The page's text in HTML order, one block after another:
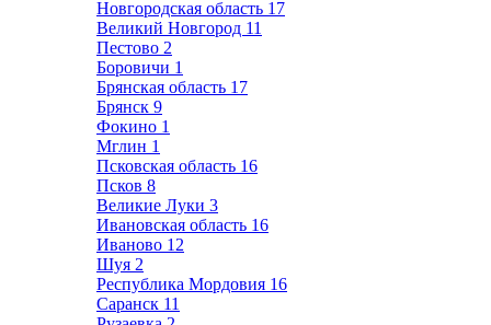
Новгородская область 17
Великий Новгород 11
Пестово 2
Боровичи 1
Брянская область 17
Брянск 9
Фокино 1
Мглин 1
Псковская область 16
Псков 8
Великие Луки 3
Ивановская область 16
Иваново 12
Шуя 2
Республика Мордовия 16
Саранск 11